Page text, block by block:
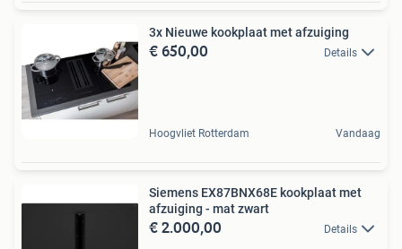
3x Nieuwe kookplaat met afzuiging
€ 650,00 Details
Hoogvliet Rotterdam Vandaag
Siemens EX87BNX68E kookplaat met
afzuiging - mat zwart
€ 2.000,00 Details